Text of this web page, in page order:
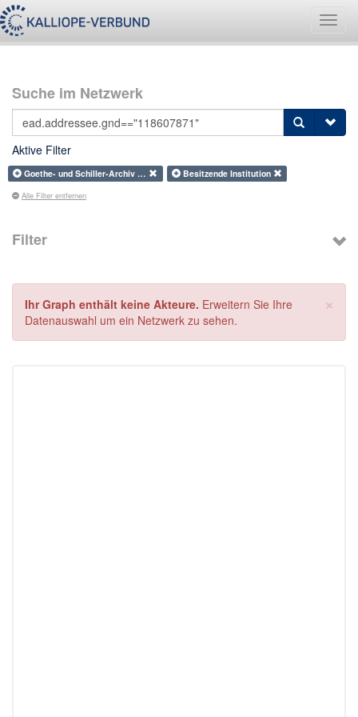
Suche im Netzwerk
Aktive Filter
Goethe- und Schiller-Archiv … Besitzende Institution
Alle Filter entfernen
Filter
×
Ihr Graph enthält keine Akteure. Erweitern Sie Ihre
Datenauswahl um ein Netzwerk zu sehen.